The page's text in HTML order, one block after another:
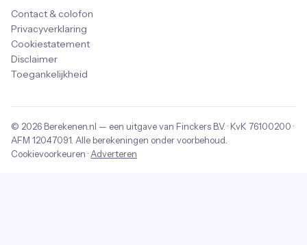
Contact & colofon
Privacyverklaring
Cookiestatement
Disclaimer
Toegankelijkheid
© 2026 Berekenen.nl — een uitgave van Finckers B.V. · KvK 76100200 ·
AFM 12047091 . Alle berekeningen onder voorbehoud.
Cookievoorkeuren · Adverteren